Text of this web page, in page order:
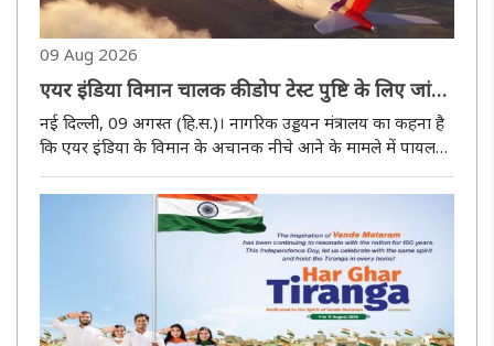
09 Aug 2026
एयर इंडिया विमान चालक की डोप टेस्ट पुष्टि के लिए जांच
जारी, फिलहाल ड्यूटी से बाहर
नई दिल्ली, 09 अगस्त (हि.स.)। नागरिक उड्डयन मंत्रालय का कहना है
कि एयर इंडिया के विमान के अचानक नीचे आने के मामले में पायलट-
परीक्षण की आवश्यकता है। इसके तहत नमूनों को पुष्टिकरण